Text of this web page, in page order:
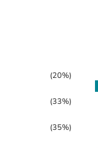
(20%)
(33%)
(35%)